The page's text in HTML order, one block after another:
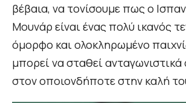
βέβαια, να τονίσουμε πως ο
Μουνάρ είναι ένας πολύ ικανός
όμορφο και ολοκληρωμένο
μπορεί να σταθεί ανταγωνιστικά
στον οποιονδήποτε στην καλή